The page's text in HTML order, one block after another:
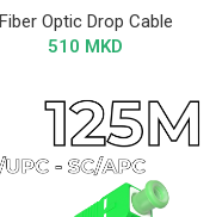
Fiber Optic Drop Cable
510 MKD